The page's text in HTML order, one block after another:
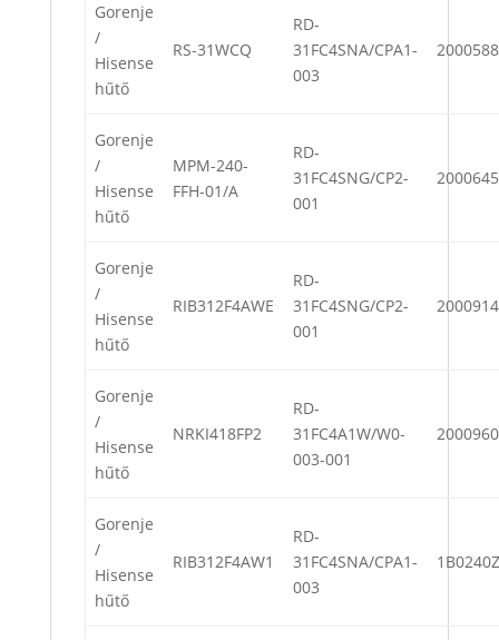
Gorenje
/
Hisense
hűtő
RS-31WCQ
RD-
31FC4SNA/CPA1-
003
Gorenje
/
Hisense
hűtő
MPM-240-
FFH-01/A
RD-
31FC4SNG/CP2-
001
Gorenje
/
Hisense
hűtő
RIB312F4AWE
RD-
31FC4SNG/CP2-
001
Gorenje
/
Hisense
hűtő
NRKI418FP2
RD-
31FC4A1W/W0-
003-001
Gorenje
/
Hisense
hűtő
RIB312F4AW1
RD-
31FC4SNA/CPA1-
003